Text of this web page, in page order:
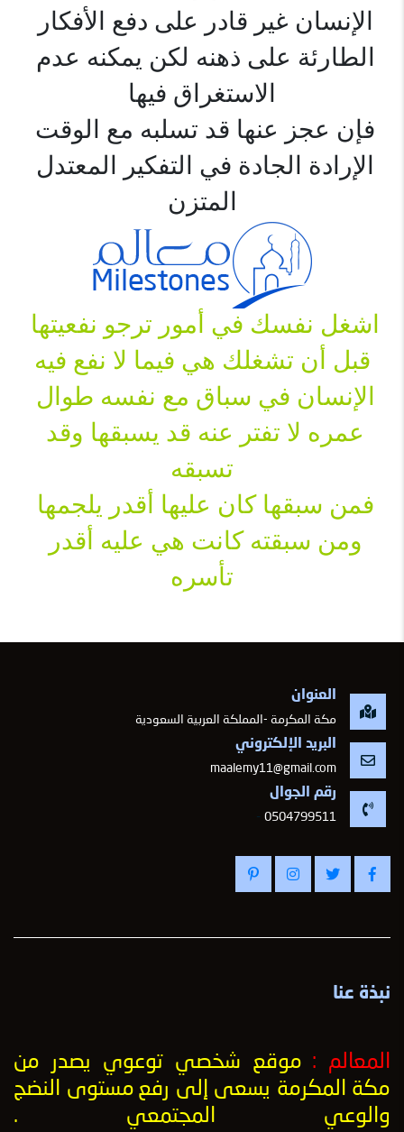
الإنسان غير قادر على دفع الأفكار
الطارئة على ذهنه لكن يمكنه عدم
الاستغراق فيها
فإن عجز عنها قد تسلبه مع الوقت
الإرادة الجادة في التفكير المعتدل
المتزن
اشغل نفسك في أمور ترجو نفعيتها
قبل أن تشغلك هي فيما لا نفع فيه
الإنسان في سباق مع نفسه طوال
عمره لا تفتر عنه قد يسبقها وقد
تسبقه
فمن سبقها كان عليها أقدر يلجمها
ومن سبقته كانت هي عليه أقدر
تأسره
العنوان
مكة المكرمة -المملكة العربية السعودية
البريد الإلكتروني
maalemy11@gmail.com
رقم الجوال
0504799511
-
نبذة عنا
المعالم : موقع شخصي توعوي يصدر من
مكة المكرمة يسعى إلى رفع مستوى النضج
والوعي المجتمعي .